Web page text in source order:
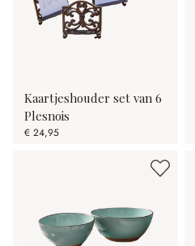
Kaartjeshouder set van 6
Plesnois
€ 24,95